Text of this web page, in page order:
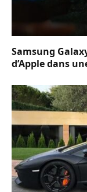
Samsung
d’Apple dans